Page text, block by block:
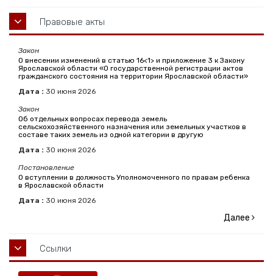
Правовые акты
Закон
О внесении изменений в статью 16<1> и приложение 3 к Закону
Ярославской области «О государственной регистрации актов
гражданского состояния на территории Ярославской области»
Дата : 30 июня 2026
Закон
Об отдельных вопросах перевода земель
сельскохозяйственного назначения или земельных участков в
составе таких земель из одной категории в другую
Дата : 30 июня 2026
Постановление
О вступлении в должность Уполномоченного по правам ребенка
в Ярославской области
Дата : 30 июня 2026
Далее
Ссылки